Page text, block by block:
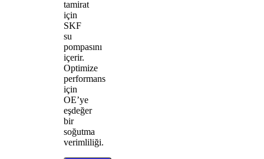
tamirat
için
SKF
su
pompasını
içerir.
Optimize
performans
için
OE’ye
eşdeğer
bir
soğutma
verimliliği.